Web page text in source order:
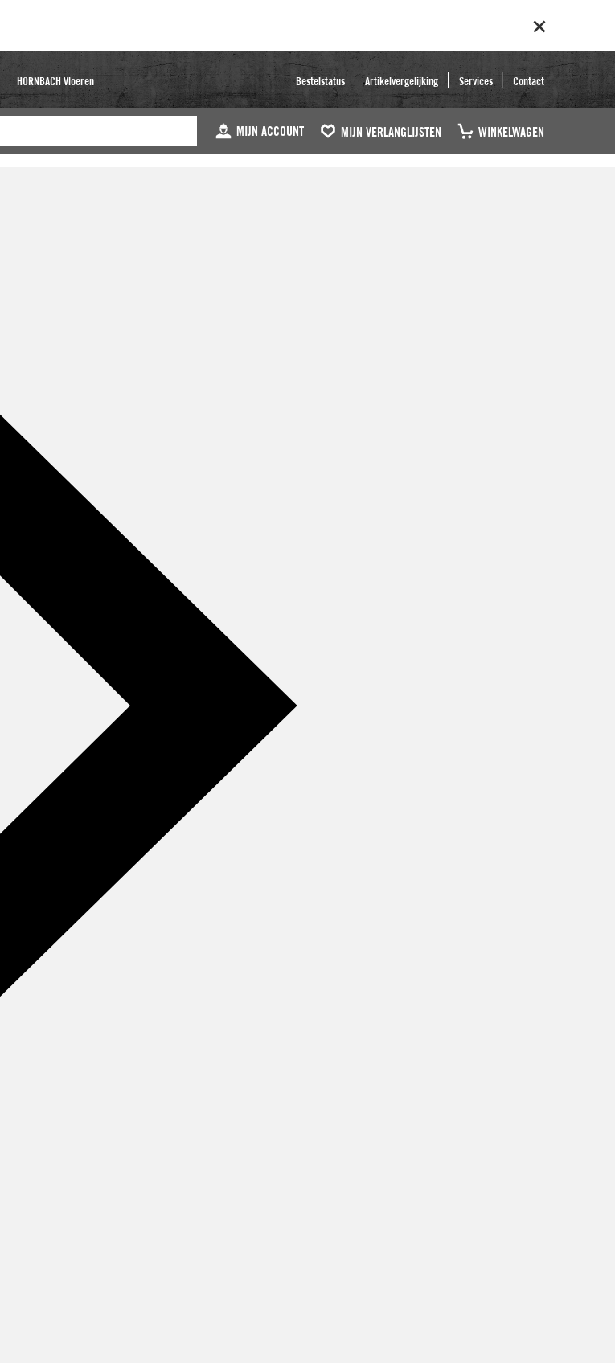
HORNBACH Vloeren Bestelstatus Artikelvergelijking Services Contact
MIJN ACCOUNT MIJN VERLANGLIJSTEN WINKELWAGEN